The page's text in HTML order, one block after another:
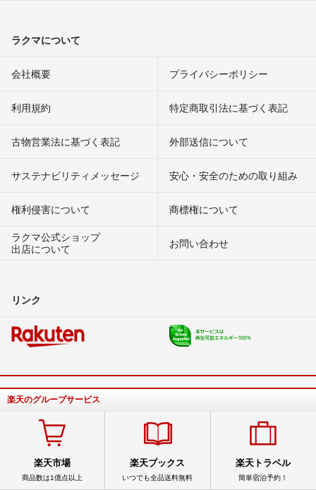
ラクマについて
会社概要 プライバシーポリシー
利用規約 特定商取引法に基づく表記
古物営業法に基づく表記 外部送信について
サステナビリティメッセージ 安心・安全のための取り組み
権利侵害について
商標権について
ラクマ公式ショップ
出店について
お問い合わせ
リンク
楽天のグループサービス
楽天市場
商品数は1億点以上
楽天ブックス
いつでも全品送料無料
楽天トラベル
簡単宿泊予約！